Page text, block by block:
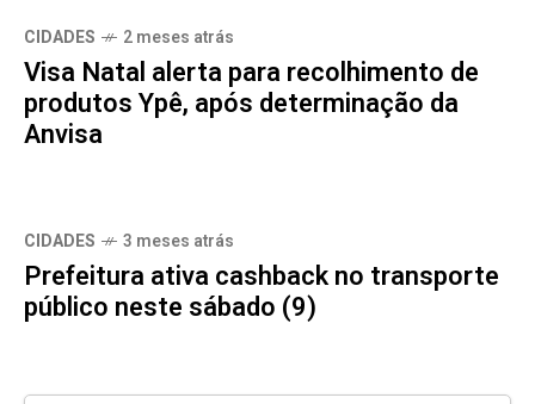
CIDADES 2 meses atrás
Visa Natal alerta para recolhimento de
produtos Ypê, após determinação da
Anvisa
CIDADES 3 meses atrás
Prefeitura ativa cashback no transporte
público neste sábado (9)